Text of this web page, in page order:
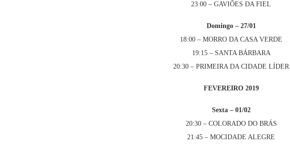
23:00 – GAVIÕES DA FIEL
Domingo – 27/01
18:00 – MORRO DA CASA VERDE
19:15 – SANTA BÁRBARA
20:30 – PRIMEIRA DA CIDADE LÍDER
FEVEREIRO 2019
Sexta – 01/02
20:30 – COLORADO DO BRÁS
21:45 – MOCIDADE ALEGRE